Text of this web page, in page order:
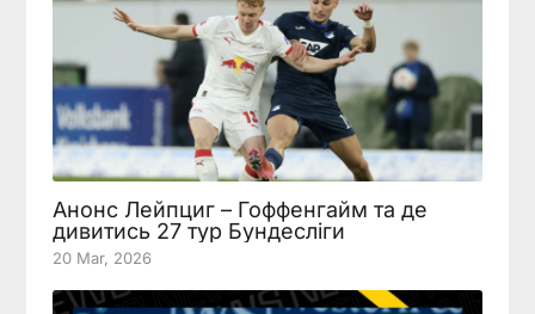
Анонс Лейпциг – Гоффенгайм та де
дивитись 27 тур Бундесліги
20 Mar, 2026